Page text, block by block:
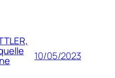
10/05/2023